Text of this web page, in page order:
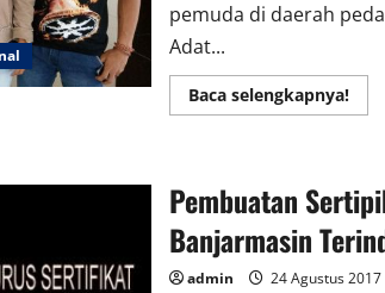
pemuda di daerah
Adat...
Baca selengkapnya!Read
more
Ke
Pembuatan
Banjarmasin
admin 24 Agustus 2017